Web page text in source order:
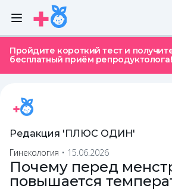
Пройдите короткий тест и
бесплатный приём репродуктолога!
Редакция 'ПЛЮС ОДИН'
Гинекология • 15.06.2026
Почему перед
повышается